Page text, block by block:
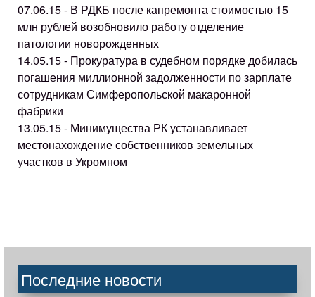
07.06.15 - В РДКБ после капремонта стоимостью 15
млн рублей возобновило работу отделение
патологии новорожденных
14.05.15 - Прокуратура в судебном порядке добилась
погашения миллионной задолженности по зарплате
сотрудникам Симферопольской макаронной
фабрики
13.05.15 - Минимущества РК устанавливает
местонахождение собственников земельных
участков в Укромном
Последние новости